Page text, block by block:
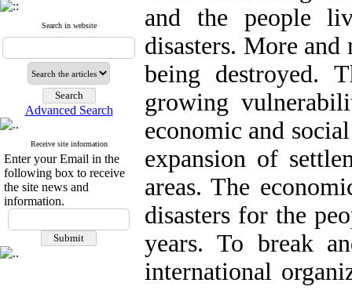
Search in website
Advanced Search
Receive site information
Enter your Email in the
following box to receive
the site news and
information.
and the people
disasters. More
being destroyed.
growing
economic and
expansion of
areas. The
disasters for the
years. To break
international